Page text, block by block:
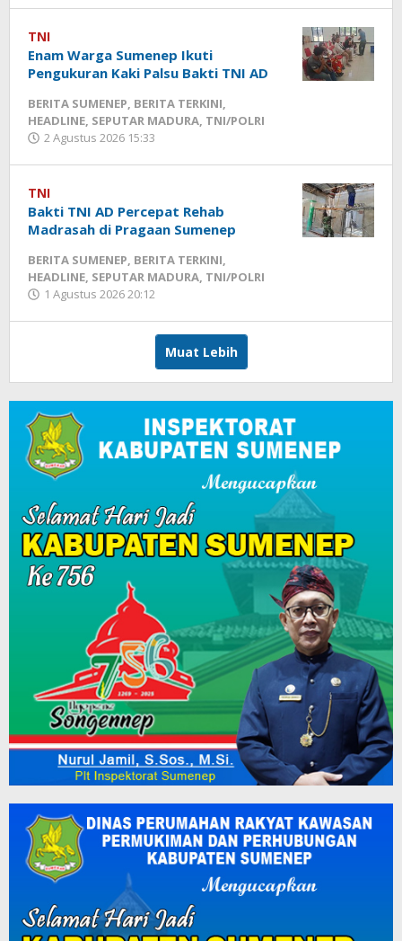
TNI
Enam Warga Sumenep Ikuti
Pengukuran Kaki Palsu Bakti TNI AD
BERITA SUMENEP, BERITA TERKINI,
HEADLINE, SEPUTAR MADURA, TNI/POLRI
2 Agustus 2026 15:33
TNI
Bakti TNI AD Percepat Rehab
Madrasah di Pragaan Sumenep
BERITA SUMENEP, BERITA TERKINI,
HEADLINE, SEPUTAR MADURA, TNI/POLRI
1 Agustus 2026 20:12
Muat Lebih